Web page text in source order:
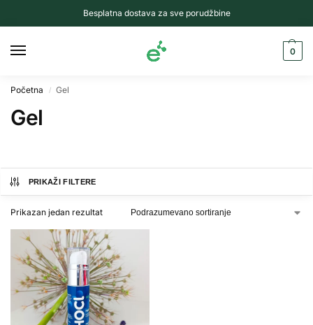
Besplatna dostava za sve porudžbine
0
Početna / Gel
Gel
PRIKAŽI FILTERE
Prikazan jedan rezultat